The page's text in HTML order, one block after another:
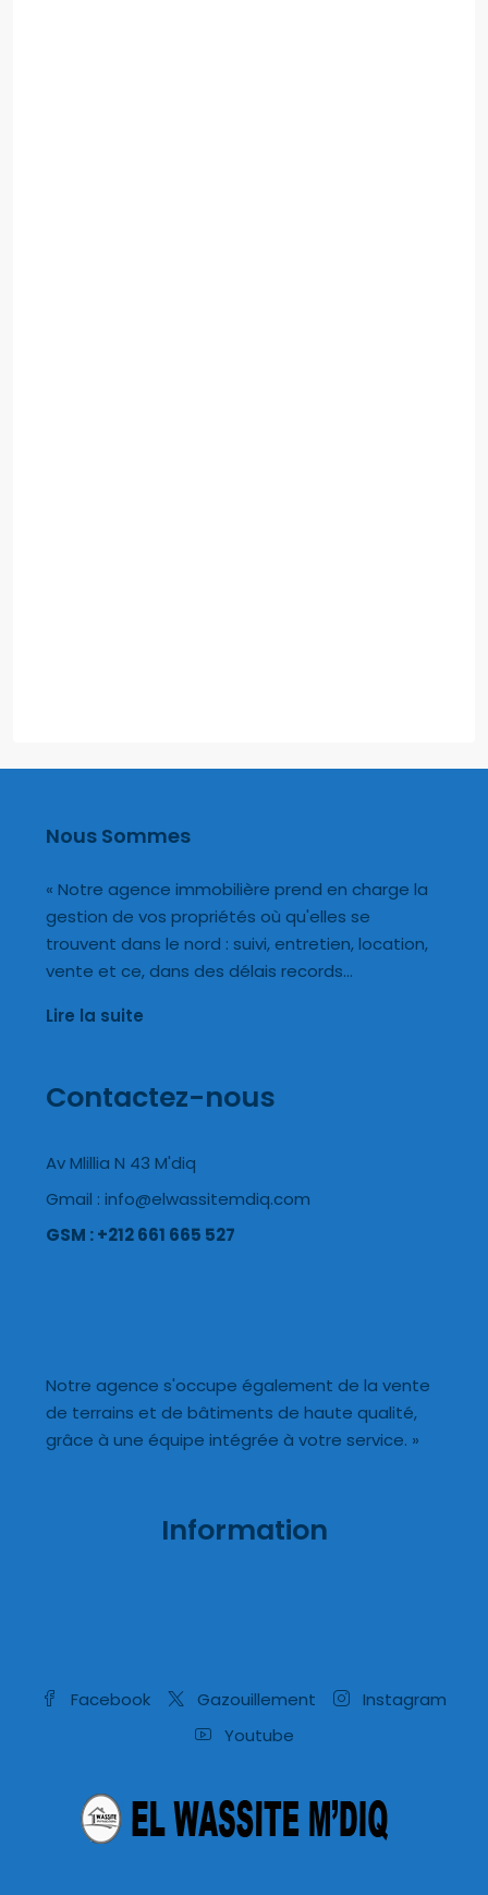
Nous Sommes
« Notre agence immobilière prend en charge la
gestion de vos propriétés où qu'elles se
trouvent dans le nord : suivi, entretien, location,
vente et ce, dans des délais records…
Lire la suite
Contactez-nous
Av Mlillia N 43 M'diq
Gmail : info@elwassitemdiq.com
GSM : +212 661 665 527
Notre agence s'occupe également de la vente
de terrains et de bâtiments de haute qualité,
grâce à une équipe intégrée à votre service. »
Information
Facebook Gazouillement
Instagram
Youtube